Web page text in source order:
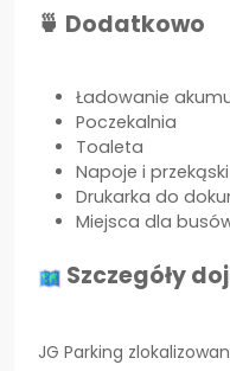
🍵 Dodatkowo
Ładowanie
Poczekalnia
Toaleta
Napoje i przekąski
Drukarka do
Miejsca dla
Szczegóły
JG Parking